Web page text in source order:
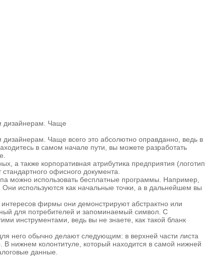
дизайнерам. Чаще
Чаще всего это абсолютно оправданно, ведь в
в самом начале пути, вы можете разработать
а также корпоративная атрибутика предприятия (логотип
офисного документа.
можно использовать бесплатные программы. Например,
используются как начальные точки, а в дальнейшем вы
фирмы они демонстрируют абстрактно или
для потребителей и запоминаемый символ. С
инструментами, ведь вы не знаете, как такой бланк
него обычно делают следующим: в верхней части листа
нижнем колонтитуле, который находится в самой нижней
данные.